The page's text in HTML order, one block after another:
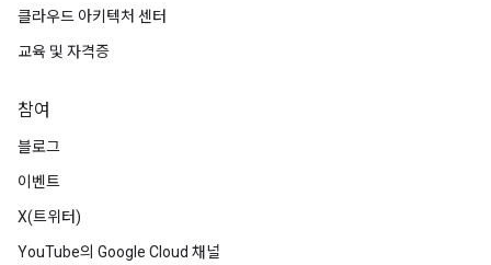
클라우드 아키텍처 센터
교육 및 자격증
참여
블로그
이벤트
X(트위터)
YouTube의 Google Cloud 채널